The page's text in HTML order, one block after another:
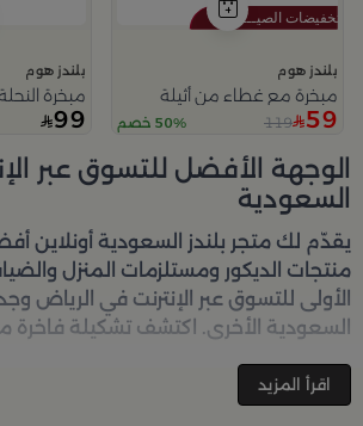
بلندز هوم
مبخرة مع غطاء من أثيلة
59
119 50% خصم
بلندز هوم
مبخرة
99
الوجهة الأفضل للتسوق عبر
السعودية
يقدّم لك متجر بلندز السعودية أونلاين
منتجات الديكور ومستلزمات المنزل
الأولى للتسوق عبر الإنترنت في الرياض
السعودية الأخرى. اكتشف تشكيلة فاخرة
جمالية على كل زاوية في منزلك – كل ذلك
واحد. تصفّحي الآن عبر الرابط:
اقرأ المزيد